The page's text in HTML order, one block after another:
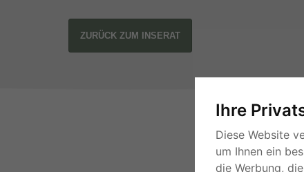
Ihre
Diese Website
um Ihnen ein
die Werbung,
ZURÜCK ZUM INSERAT